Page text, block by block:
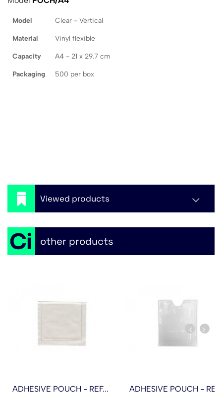
Model Clear - Vertical
Material Vinyl flexible
Capacity A4 - 21 x 29.7 cm
Packaging 500 per box
Viewed products
other products
ADHESIVE POUCH - REF... ADHESIVE POUCH -